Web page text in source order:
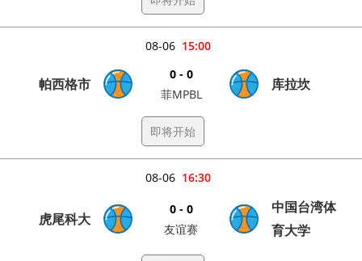
15:00
08-06
帕西格市
0 - 0
菲MPBL
库拉坎
即将开始
16:30
08-06
虎尾科大
0 - 0
友谊赛
中国台湾体
育大学